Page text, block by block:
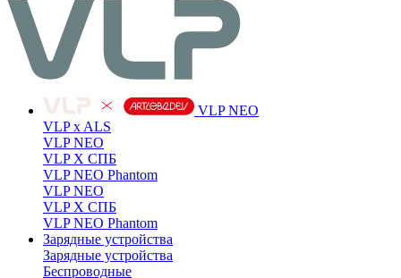
VLP NEO
VLP x ALS
VLP NEO
VLP X СПБ
VLP NEO Phantom
VLP NEO
VLP X СПБ
VLP NEO Phantom
Зарядные устройства
Зарядные устройства
Беспроводные